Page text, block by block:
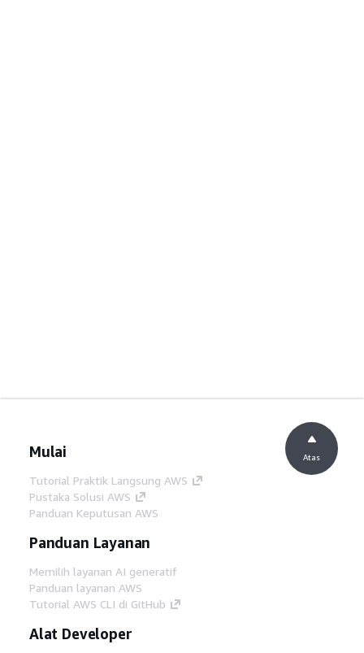
Mulai
Tutorial Praktik Langsung AWS
Pustaka Solusi AWS
Panduan Keputusan AWS
Panduan Layanan
Memilih layanan AI generatif
Panduan layanan AWS
Tutorial AWS CLI di GitHub
Alat Developer
Atas